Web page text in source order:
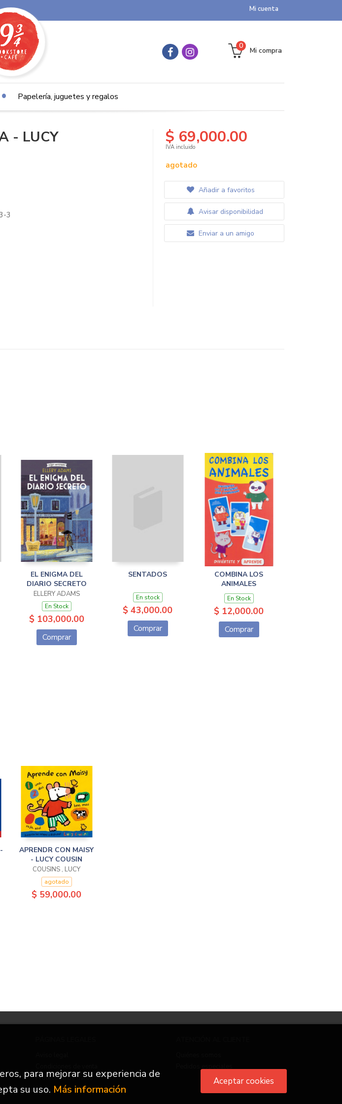
Mi cuenta
Mi compra
0
Papelería, juguetes y regalos
- LUCY
3
$ 69,000.00
IVA incluido
agotado
Añadir a favoritos
Avisar disponibilidad
Enviar a un amigo
EL ENIGMA DEL
DIARIO SECRETO
ELLERY ADAMS
En Stock
$ 103,000.00
Comprar
SENTADOS
En stock
$ 43,000.00
Comprar
COMBINA LOS
ANIMALES
En Stock
$ 12,000.00
Comprar
APRENDR CON MAISY
- LUCY COUSIN
COUSINS , LUCY
agotado
$ 59,000.00
Protección de datos
para mejorar su experiencia de
su uso. Más información
Aceptar cookies